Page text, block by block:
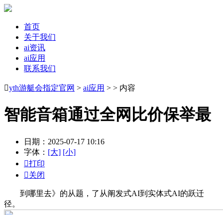
首页
关于我们
ai资讯
ai应用
联系我们
yth游艇会指定官网 > ai应用 > > 内容
智能音箱通过全网比价保举最
日期：2025-07-17 10:16
字体： [大] [小]
打印
关闭
到哪里去》的从题，了从阐发式AI到实体式AI的跃迁
径。